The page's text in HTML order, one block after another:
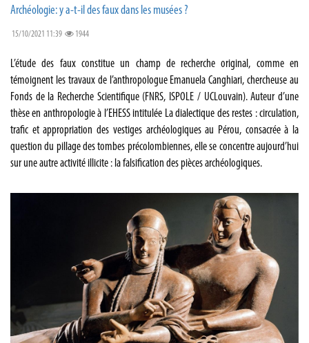
Archéologie: y a-t-il des faux dans les musées ?
15/10/2021 11:39 1944
L’étude des faux constitue un champ de recherche original, comme en
témoignent les travaux de l’anthropologue Emanuela Canghiari, chercheuse au
Fonds de la Recherche Scientifique (FNRS, ISPOLE / UCLouvain). Auteur d’une
thèse en anthropologie à l’EHESS intitulée La dialectique des restes : circulation,
trafic et appropriation des vestiges archéologiques au Pérou, consacrée à la
question du pillage des tombes précolombiennes, elle se concentre aujourd’hui
sur une autre activité illicite : la falsification des pièces archéologiques.